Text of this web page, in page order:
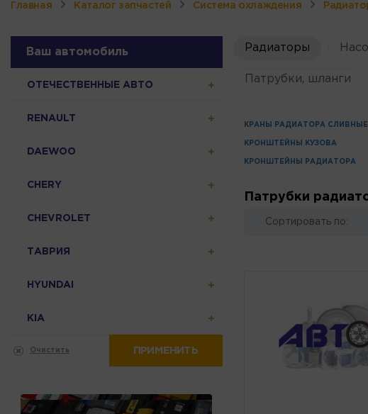
Главная Каталог запчастей Система охлаждения
Ваш автомобиль
ОТЕЧЕСТВЕННЫЕ АВТО
RENAULT
DAEWOO
CHERY
CHEVROLET
ТАВРИЯ
HYUNDAI
KIA
Очистить ПРИМЕНИТЬ
Радиаторы
Патрубки, шланги
КРАНЫ РАДИАТОРА СЛИВНЫЕ
КРОНШТЕЙНЫ КУЗОВА
КРОНШТЕЙНЫ РАДИАТОРА
Патрубки
Сортировать по: